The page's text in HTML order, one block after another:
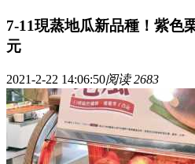
7-11現蒸地瓜新品種！紫色
元
2021-2-22 14:06:50阅读 2683